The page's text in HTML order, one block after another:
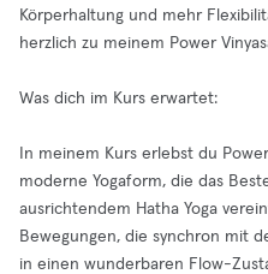
Körperhaltung und mehr
herzlich zu meinem Power
Was dich im Kurs erwartet:
In meinem Kurs erlebst du
moderne Yogaform, die das
ausrichtendem Hatha Yoga
Bewegungen, die synchron mit
in einen wunderbaren Flow-